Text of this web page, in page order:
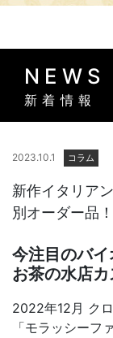
NEWS
新着情報
2023.10.1 コラム
新作イタリア
別オーダー品！
今注目のバ
お茶の水店
2022年12月 ク
「モラッシーフ